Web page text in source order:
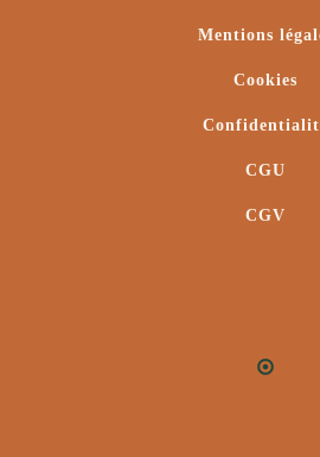
Mentions
Cookies
CGU
CGV